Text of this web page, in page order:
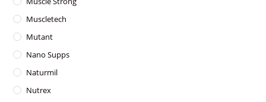
Muscletech
Mutant
Nano Supps
Naturmil
Nutrex